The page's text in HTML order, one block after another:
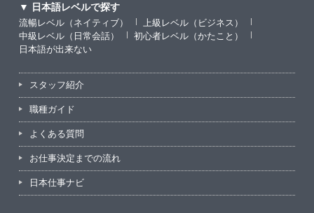
▼ 日本語レベルで探す
流暢レベル（ネイティブ）
上級レベル（ビジネス）
中級レベル（日常会話）
初心者レベル（かたこと）
日本語が出来ない
スタッフ紹介
職種ガイド
よくある質問
お仕事決定までの流れ
日本仕事ナビ